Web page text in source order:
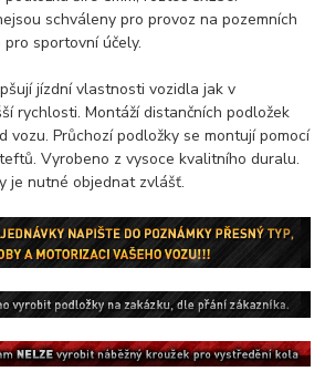
schváleny pro provoz na pozemních
sportovní účely.
jízdní vlastnosti vozidla jak v
rychlosti. Montáží distančních podložek
vozu. Průchozí podložky se montují pomocí
Vyrobeno z vysoce kvalitního duralu.
je nutné objednat zvlášť.